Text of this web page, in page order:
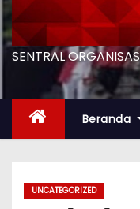
SENTRAL
Beranda
UNCATEGORIZED